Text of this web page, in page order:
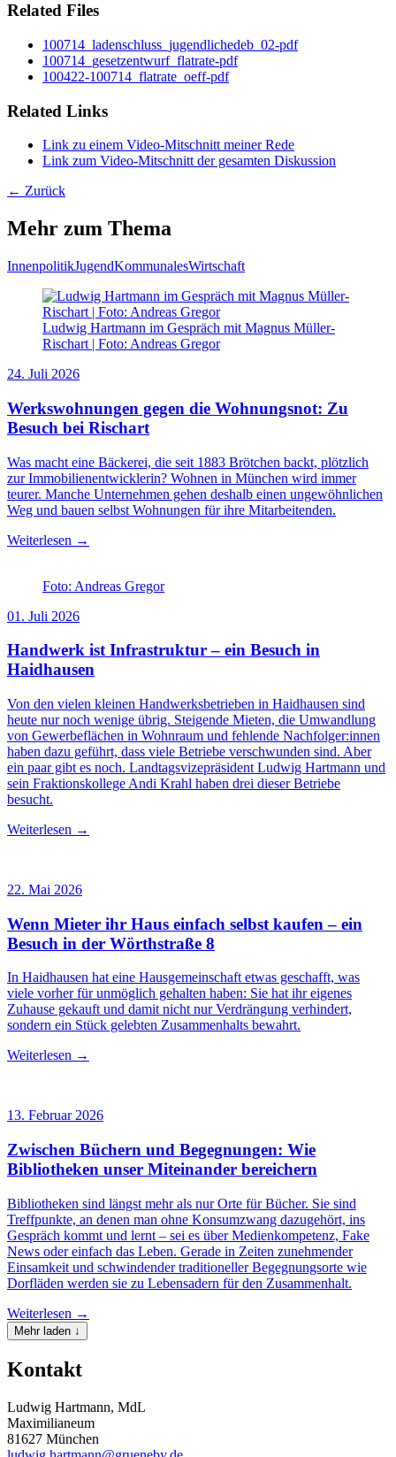
Related Files
100714_ladenschluss_jugendlichedeb_02-pdf
100714_gesetzentwurf_flatrate-pdf
100422-100714_flatrate_oeff-pdf
Related Links
Link zu einem Video-Mitschnitt meiner Rede
Link zum Video-Mitschnitt der gesamten Diskussion
← Zurück
Mehr zum Thema
InnenpolitikJugendKommunalesWirtschaft
Ludwig Hartmann im Gespräch mit Magnus Müller-
Rischart | Foto: Andreas Gregor
24. Juli 2026
Werkswohnungen gegen die Wohnungsnot: Zu
Besuch bei Rischart
Was macht eine Bäckerei, die seit 1883 Brötchen backt, plötzlich
zur Immobilienentwicklerin? Wohnen in München wird immer
teurer. Manche Unternehmen gehen deshalb einen ungewöhnlichen
Weg und bauen selbst Wohnungen für ihre Mitarbeitenden.
Weiterlesen →
Foto: Andreas Gregor
01. Juli 2026
Handwerk ist Infrastruktur – ein Besuch in
Haidhausen
Von den vielen kleinen Handwerksbetrieben in Haidhausen sind
heute nur noch wenige übrig. Steigende Mieten, die Umwandlung
von Gewerbeflächen in Wohnraum und fehlende Nachfolger:innen
haben dazu geführt, dass viele Betriebe verschwunden sind. Aber
ein paar gibt es noch. Landtagsvizepräsident Ludwig Hartmann und
sein Fraktionskollege Andi Krahl haben drei dieser Betriebe
besucht.
Weiterlesen →
22. Mai 2026
Wenn Mieter ihr Haus einfach selbst kaufen – ein
Besuch in der Wörthstraße 8
In Haidhausen hat eine Hausgemeinschaft etwas geschafft, was
viele vorher für unmöglich gehalten haben: Sie hat ihr eigenes
Zuhause gekauft und damit nicht nur Verdrängung verhindert,
sondern ein Stück gelebten Zusammenhalts bewahrt.
Weiterlesen →
13. Februar 2026
Zwischen Büchern und Begegnungen: Wie
Bibliotheken unser Miteinander bereichern
Bibliotheken sind längst mehr als nur Orte für Bücher. Sie sind
Treffpunkte, an denen man ohne Konsumzwang dazugehört, ins
Gespräch kommt und lernt – sei es über Medienkompetenz, Fake
News oder einfach das Leben. Gerade in Zeiten zunehmender
Einsamkeit und schwindender traditioneller Begegnungsorte wie
Dorfläden werden sie zu Lebensadern für den Zusammenhalt.
Weiterlesen →
Mehr laden ↓
Kontakt
Ludwig Hartmann, MdL
Maximilianeum
81627 München